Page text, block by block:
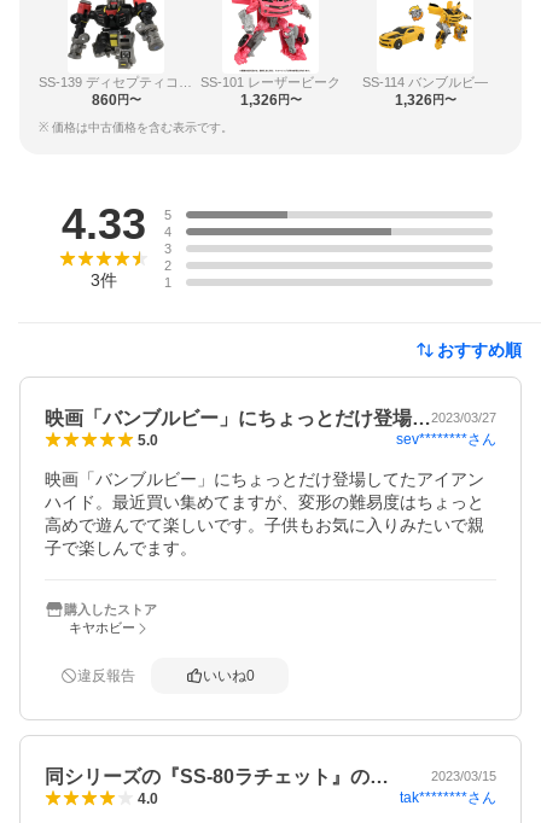
860円〜
SS-101 レーザービーク
1,326円〜
SS-114 バンブルビ―
1,326円〜
※ 価格は中古価格を含む表示です。
4.33
3件
5
4
3
2
1
おすすめ順
映画「バンブルビー」にちょっとだけ登場…2023/03/27
5.0 sev********さん
映画「バンブルビー」にちょっとだけ登場してたアイアン
ハイド。最近買い集めてますが、変形の難易度はちょっと
高めで遊んでて楽しいです。子供もお気に入りみたいで親
子で楽しんでます。
購入したストア
キヤホビー
違反報告 いいね0
同シリーズの『SS-80ラチェット』の… 2023/03/15
4.0 tak********さん